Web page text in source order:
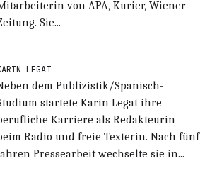
von APA, Kurier, Wiener
Sie...
LEGAT
dem Publizistik/Spanisch-
startete Karin Legat ihre
Karriere als Redakteurin
Radio und freie Texterin. Nach fünf
Pressearbeit wechselte sie in...